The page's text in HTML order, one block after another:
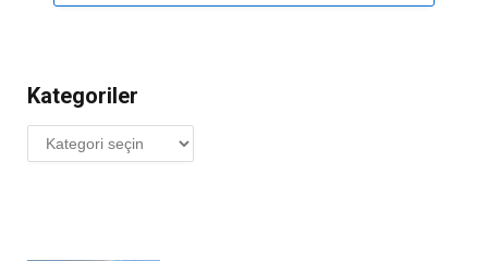
Kategoriler
Kategoriler